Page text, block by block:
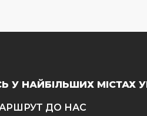
У НАЙБІЛЬШИХ МІСТАХ
ДО НАС